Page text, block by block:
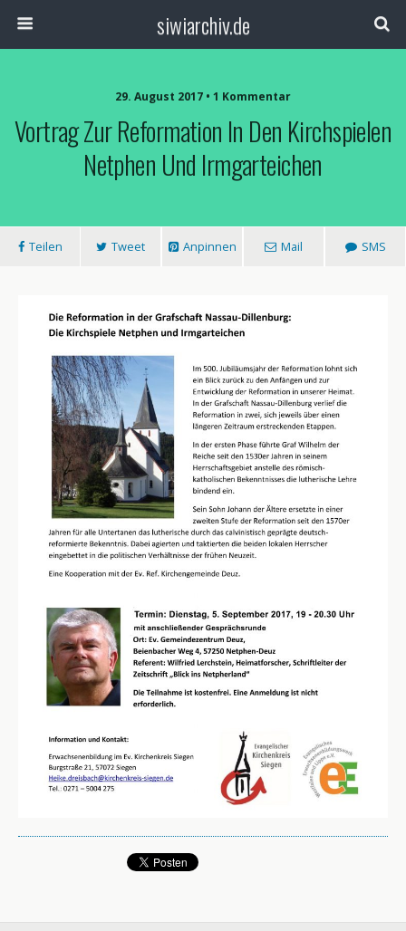
siwiarchiv.de
29. August 2017 • 1 Kommentar
Vortrag Zur Reformation In Den Kirchspielen
Netphen Und Irmgarteichen
Teilen Tweet Anpinnen Mail SMS